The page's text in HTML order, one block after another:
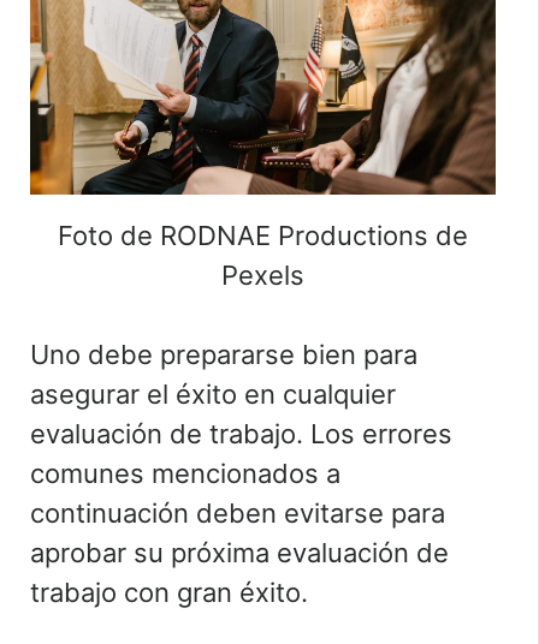
Foto de RODNAE Productions de
Pexels
Uno debe prepararse bien para
asegurar el éxito en cualquier
evaluación de trabajo. Los errores
comunes mencionados a
continuación deben evitarse para
aprobar su próxima evaluación de
trabajo con gran éxito.